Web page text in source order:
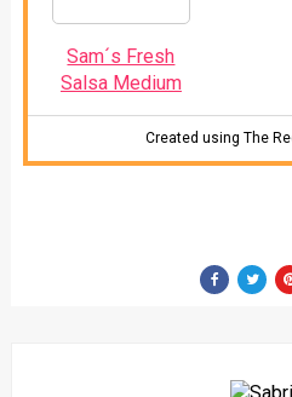
Sam´s Fresh
Salsa Medium
Created using The